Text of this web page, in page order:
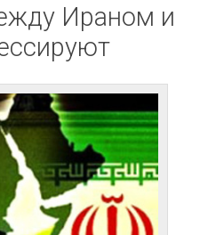
Ираном и